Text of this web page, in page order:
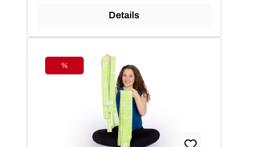
Details
Rabatt
%